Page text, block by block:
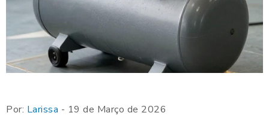
Por: Larissa - 19 de Março de 2026